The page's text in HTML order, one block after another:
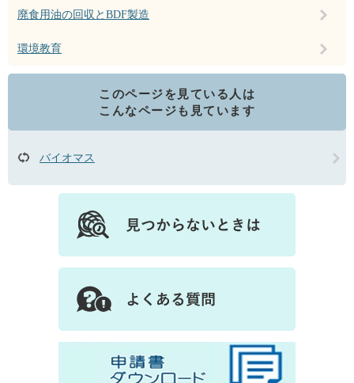
廃食用油の回収とBDF製造
環境教育
このページを見ている人は
こんなページも見ています
バイオマス